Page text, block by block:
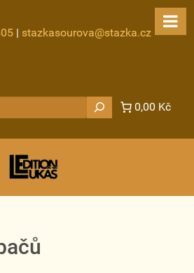
| stazkasourova@stazka.cz
0,00 Kč